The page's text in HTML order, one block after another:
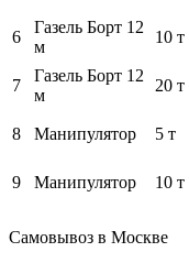
6
Газель Борт 12
м
10 т
7
Газель Борт 12
м
20 т
8 Манипулятор 5 т
9 Манипулятор 10 т
Самовывоз в Москве